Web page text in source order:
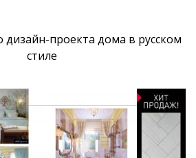
дизайн-проекта дома в русском
стиле